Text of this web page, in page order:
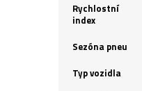
Rychlostní
index
Sezóna pneu
Typ vozidla